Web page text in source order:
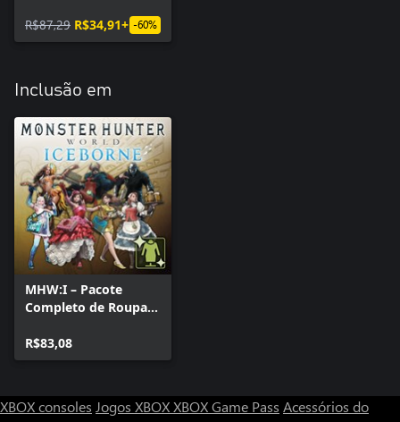
R$87,29 R$34,91+ -60%
Inclusão em
MHW:I – Pacote
Completo de Roupas
R$83,08
XBOX consoles Jogos XBOXXBOX Game Pass Acessórios do